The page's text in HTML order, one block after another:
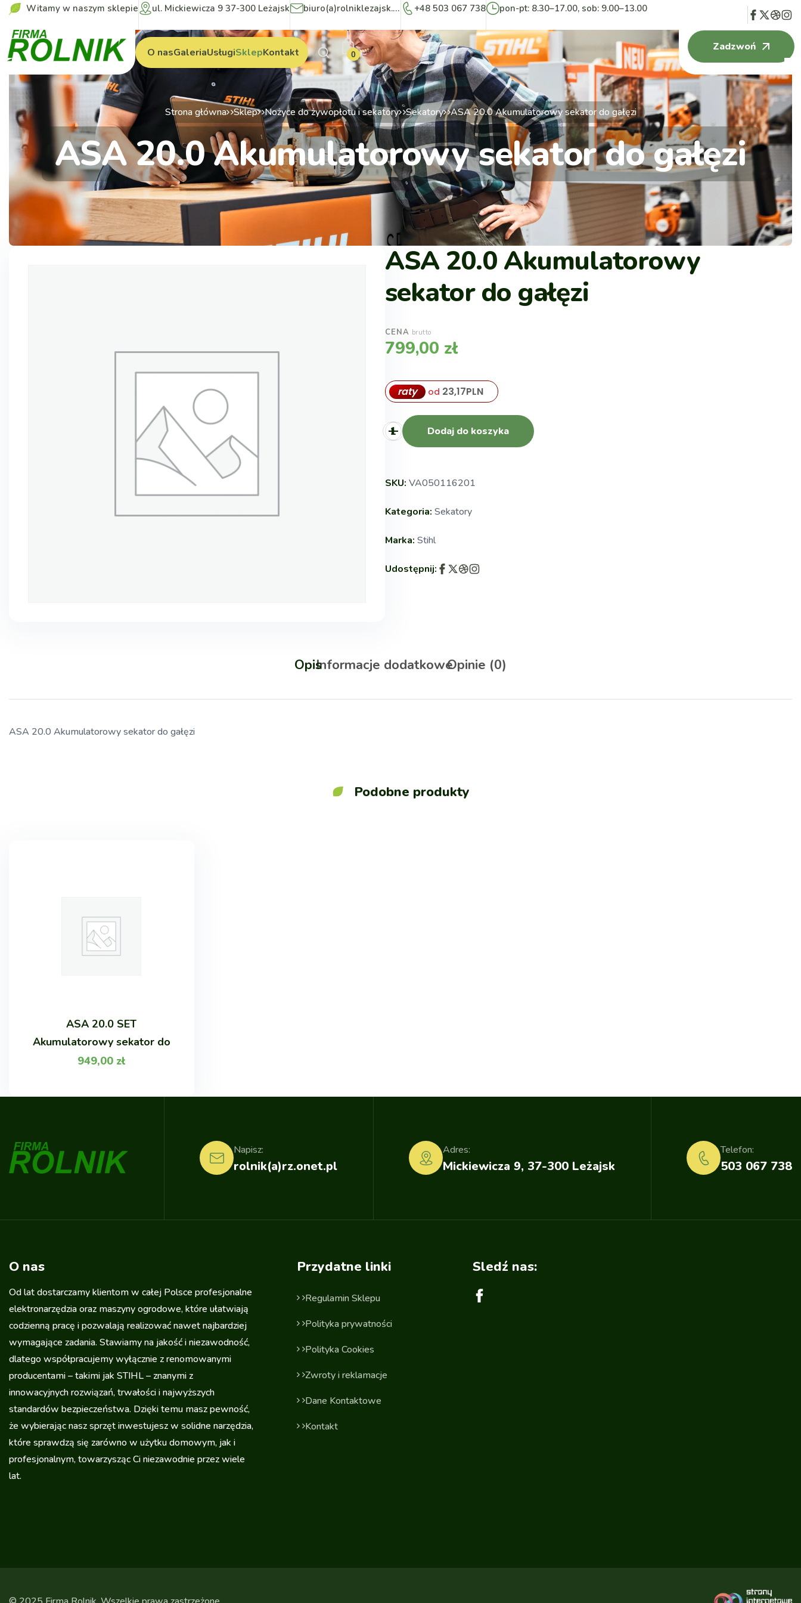
Witamy w naszym sklepie ul. Mickiewicza 9 37-300 Leżajsk biuro(a)rolniklezajsk.pl +48 503 067 738 pon-pt: 8.30–17.00, sob: 9.00–13.00
O nasGaleriaUsługiSklepKontakt 0
Zadzwoń
Strona główna Sklep Nożyce do żywopłotu i sekatory Sekatory ASA 20.0 Akumulatorowy sekator do gałęzi
ASA 20.0 Akumulatorowy sekator do gałęzi
ASA 20.0 Akumulatorowy
sekator do gałęzi
CENA brutto
799,00 zł
raty od 23,17PLN
Dodaj do koszyka
SKU: VA050116201
Kategoria: Sekatory
Marka: Stihl
Udostępnij:
OpisInformacje dodatkoweOpinie (0)
ASA 20.0 Akumulatorowy sekator do gałęzi
Podobne produkty
ASA 20.0 SET
Akumulatorowy sekator do
949,00 zł
rolnik(a)rz.onet.pl
Napisz:
Mickiewicza 9, 37-300 Leżajsk
Adres:
503 067 738
Telefon:
O nas
Od lat dostarczamy klientom w całej Polsce profesjonalne
elektronarzędzia oraz maszyny ogrodowe, które ułatwiają
codzienną pracę i pozwalają realizować nawet najbardziej
wymagające zadania. Stawiamy na jakość i niezawodność,
dlatego współpracujemy wyłącznie z renomowanymi
producentami – takimi jak STIHL – znanymi z
innowacyjnych rozwiązań, trwałości i najwyższych
standardów bezpieczeństwa. Dzięki temu masz pewność,
że wybierając nasz sprzęt inwestujesz w solidne narzędzia,
które sprawdzą się zarówno w użytku domowym, jak i
profesjonalnym, towarzysząc Ci niezawodnie przez wiele
lat.
Przydatne linki
Regulamin Sklepu
Polityka prywatności
Polityka Cookies
Zwroty i reklamacje
Dane Kontaktowe
Kontakt
Sledź nas: